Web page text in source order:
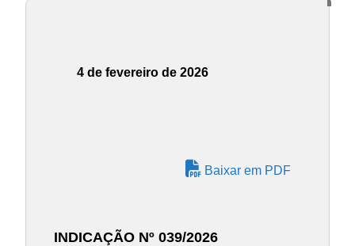
4 de fevereiro de 2026
Baixar em PDF
INDICAÇÃO Nº 039/2026